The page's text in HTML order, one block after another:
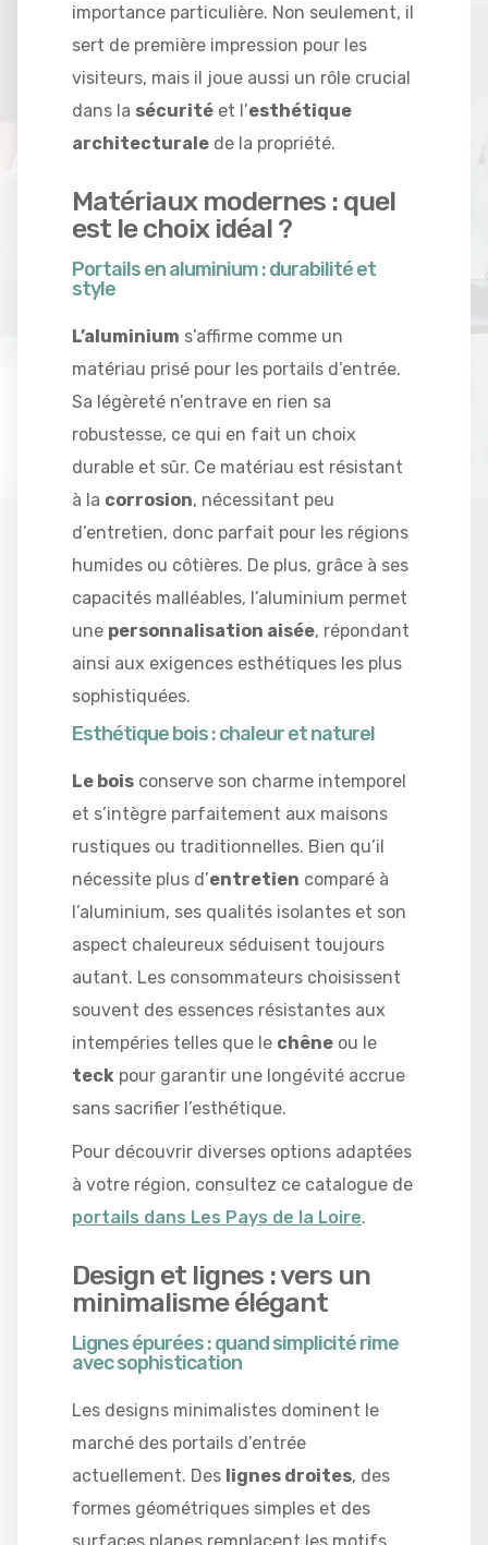
importance particulière. Non seulement, il
sert de première impression pour les
visiteurs, mais il joue aussi un rôle crucial
dans la sécurité et l’esthétique
architecturale de la propriété.
Matériaux modernes : quel
est le choix idéal ?
Portails en aluminium : durabilité et
style
L’aluminium s’affirme comme un
matériau prisé pour les portails d’entrée.
Sa légèreté n’entrave en rien sa
robustesse, ce qui en fait un choix
durable et sûr. Ce matériau est résistant
à la corrosion, nécessitant peu
d’entretien, donc parfait pour les régions
humides ou côtières. De plus, grâce à ses
capacités malléables, l’aluminium permet
une personnalisation aisée, répondant
ainsi aux exigences esthétiques les plus
sophistiquées.
Esthétique bois : chaleur et naturel
Le bois conserve son charme intemporel
et s’intègre parfaitement aux maisons
rustiques ou traditionnelles. Bien qu’il
nécessite plus d’entretien comparé à
l’aluminium, ses qualités isolantes et son
aspect chaleureux séduisent toujours
autant. Les consommateurs choisissent
souvent des essences résistantes aux
intempéries telles que le chêne ou le
teck pour garantir une longévité accrue
sans sacrifier l’esthétique.
Pour découvrir diverses options adaptées
à votre région, consultez ce catalogue de
portails dans Les Pays de la Loire.
Design et lignes : vers un
minimalisme élégant
Lignes épurées : quand simplicité rime
avec sophistication
Les designs minimalistes dominent le
marché des portails d’entrée
actuellement. Des lignes droites, des
formes géométriques simples et des